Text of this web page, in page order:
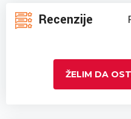
Recenzije
ŽELIM DA